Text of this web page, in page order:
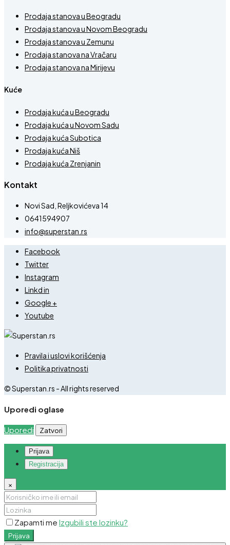
Prodaja stanova u Beogradu
Prodaja stanova u Novom Beogradu
Prodaja stanova u Zemunu
Prodaja stanova na Vračaru
Prodaja stanova na Mirijevu
Kuće
Prodaja kuća u Beogradu
Prodaja kuća u Novom Sadu
Prodaja kuća Subotica
Prodaja kuća Niš
Prodaja kuća Zrenjanin
Kontakt
Novi Sad, Reljkovićeva 14
0641594907
info@superstan.rs
Facebook
Twitter
Instagram
Linkd in
Google +
Youtube
Pravila i uslovi korišćenja
Politika privatnosti
© Superstan.rs - All rights reserved
Uporedi oglase
Uporedi Zatvori
Prijava
Registracija
×
Zapamti me Izgubili ste lozinku?
Prijava